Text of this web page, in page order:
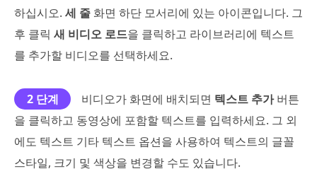
하십시오. 세 줄 화면 하단 모서리에 있는 아이콘입니다. 그
후 클릭 새 비디오 로드을 클릭하고 라이브러리에 텍스트
를 추가할 비디오를 선택하세요.
2 단계 비디오가 화면에 배치되면 텍스트 추가버튼
을 클릭하고 동영상에 포함할 텍스트를 입력하세요. 그 외
에도 텍스트 기타 텍스트 옵션을 사용하여 텍스트의 글꼴
스타일, 크기 및 색상을 변경할 수도 있습니다.